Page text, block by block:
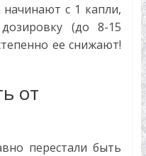
с 1 капли,
(до 8-15
ее снижают!
от
перестали быть